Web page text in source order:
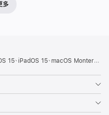
多
15、macOS Monterey 和 watchOS 8 中再升級